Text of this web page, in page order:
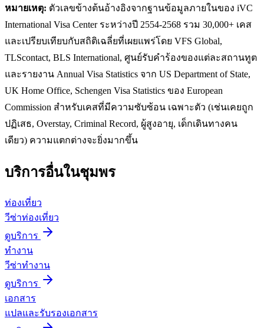
หมายเหตุ: ตัวเลขข้างต้นอ้างอิงจากฐานข้อมูลภายในของ iVC
International Visa Center ระหว่างปี 2554-2568 รวม 30,000+ เคส
และเปรียบเทียบกับสถิติเฉลี่ยที่เผยแพร่โดย VFS Global,
TLScontact, BLS International, ศูนย์รับคำร้องของแต่ละสถานทูต
และรายงาน Annual Visa Statistics จาก US Department of State,
UK Home Office, Schengen Visa Statistics ของ European
Commission สำหรับเคสที่มีความซับซ้อน เฉพาะตัว (เช่นเคยถูก
ปฏิเสธ, Overstay, Criminal Record, ผู้สูงอายุ, เด็กเดินทางคน
เดียว) ความแตกต่างจะยิ่งมากขึ้น
บริการอื่นในชุมพร
ท่องเที่ยว
วีซ่าท่องเที่ยว
ดูบริการ
ทำงาน
วีซ่าทำงาน
ดูบริการ
เอกสาร
แปลและรับรองเอกสาร